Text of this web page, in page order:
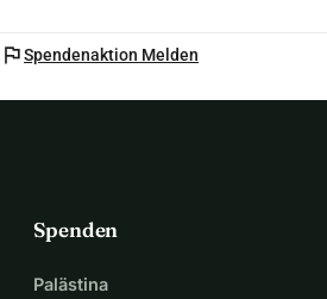
flagSpendenaktion Melden
Spenden
Palästina